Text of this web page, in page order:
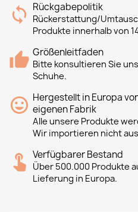
Rückgabepolitik
Rückerstattung/
Produkte innerhalb von
Größenleitfaden
Bitte konsultieren Sie
Schuhe.
Hergestellt in Europa
eigenen Fabrik
Alle unsere Produkte
Wir importieren nicht
Verfügbarer Bestand
Über 500.000 Produkte
Lieferung in Europa.